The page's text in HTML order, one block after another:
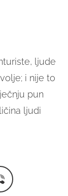
ljude
i nije to
pun
ljudi